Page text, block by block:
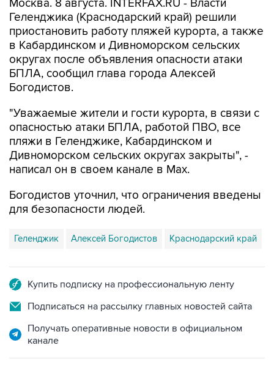
Москва. 8 августа. INTERFAX.RU - Власти
Геленджика (Краснодарский край) решили
приостановить работу пляжей курорта, а также
в Кабардинском и Дивноморском сельских
округах после объявления опасности атаки
БПЛА, сообщил глава города Алексей
Богодистов.
"Уважаемые жители и гости курорта, в связи с
опасностью атаки БПЛА, работой ПВО, все
пляжи в Геленджике, Кабардинском и
Дивноморском сельских округах закрыты", -
написал он в своем канале в Max.
Богодистов уточнил, что ограничения введены
для безопасности людей.
Геленджик Алексей Богодистов Краснодарский край
Купить подписку на профессиональную ленту
Подписаться на рассылку главных новостей сайта
Получать оперативные новости в официальном
канале